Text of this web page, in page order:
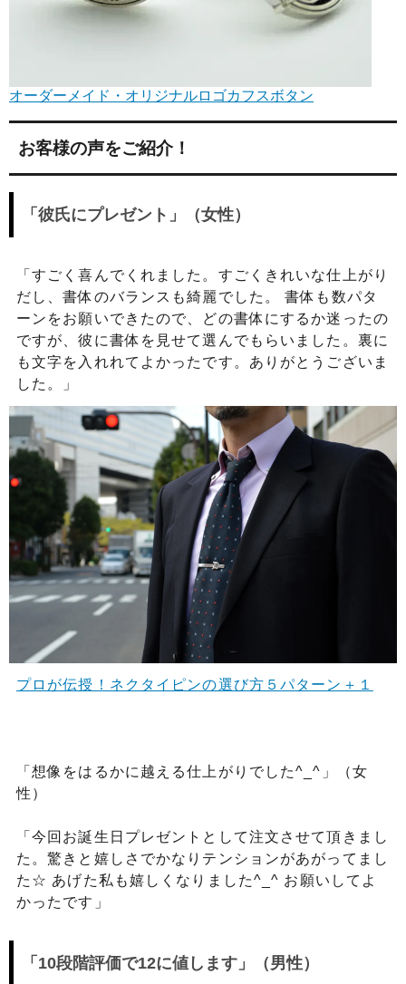
オーダーメイド・オリジナルロゴカフスボタン
お客様の声をご紹介！
「彼氏にプレゼント」（女性）
「すごく喜んでくれました。すごくきれいな仕上がり
だし、書体のバランスも綺麗でした。 書体も数パタ
ーンをお願いできたので、どの書体にするか迷ったの
ですが、彼に書体を見せて選んでもらいました。裏に
も文字を入れれてよかったです。ありがとうございま
した。」
プロが伝授！ネクタイピンの選び方５パターン＋１
「想像をはるかに越える仕上がりでした^_^」（女
性）
「今回お誕生日プレゼントとして注文させて頂きまし
た。驚きと嬉しさでかなりテンションがあがってまし
た☆ あげた私も嬉しくなりました^_^ お願いしてよ
かったです」
「10段階評価で12に値します」（男性）